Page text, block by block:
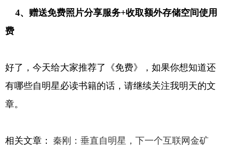
4、赠送免费照片分享服务+收取额外存储空间使用
费
好了，今天给大家推荐了《免费》，如果你想知道还
有哪些自明星必读书籍的话，请继续关注我明天的文
章。
相关文章： 秦刚：垂直自明星，下一个互联网金矿